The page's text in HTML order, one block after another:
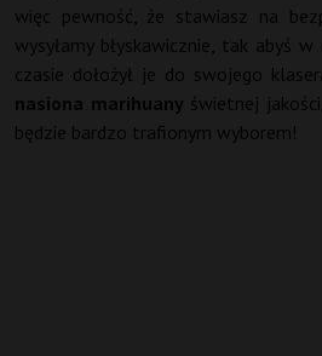
więc pewność, że stawiasz na
wysyłamy błyskawicznie, tak abyś
czasie dołożył je do swojego
nasiona marihuany świetnej
będzie bardzo trafionym wyborem!